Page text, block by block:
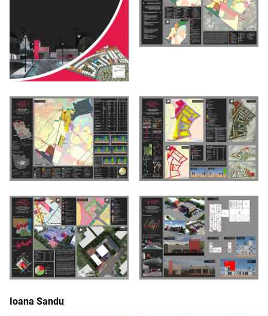
Ioana Sandu